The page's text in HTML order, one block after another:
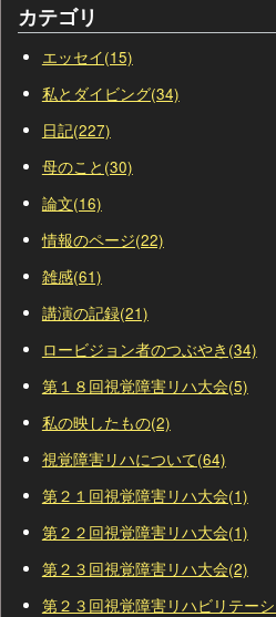
カテゴリ
エッセイ(15)
私とダイビング(34)
日記(227)
母のこと(30)
論文(16)
情報のページ(22)
雑感(61)
講演の記録(21)
ロービジョン者のつぶやき(34)
第１８回視覚障害リハ大会(5)
私の映したもの(2)
視覚障害リハについて(64)
第２１回視覚障害リハ大会(1)
第２２回視覚障害リハ大会(1)
第２３回視覚障害リハ大会(2)
第２３回視覚障害リハビリテー